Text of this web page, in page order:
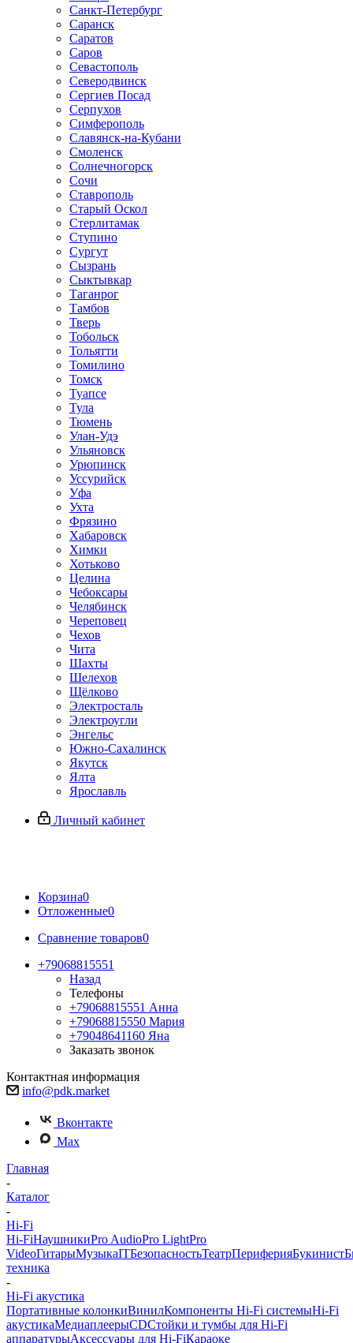
Санкт-Петербург
Саранск
Саратов
Саров
Севастополь
Северодвинск
Сергиев Посад
Серпухов
Симферополь
Славянск-на-Кубани
Смоленск
Солнечногорск
Сочи
Ставрополь
Старый Оскол
Стерлитамак
Ступино
Сургут
Сызрань
Сыктывкар
Таганрог
Тамбов
Тверь
Тобольск
Тольятти
Томилино
Томск
Туапсе
Тула
Тюмень
Улан-Удэ
Ульяновск
Урюпинск
Уссурийск
Уфа
Ухта
Фрязино
Хабаровск
Химки
Хотьково
Целина
Чебоксары
Челябинск
Череповец
Чехов
Чита
Шахты
Шелехов
Щёлково
Электросталь
Электроугли
Энгельс
Южно-Сахалинск
Якутск
Ялта
Ярославль
Личный кабинет
Корзина0
Отложенные0
Сравнение товаров0
+79068815551
Назад
Телефоны
+79068815551 Анна
+79068815550 Мария
+79048641160 Яна
Заказать звонок
Контактная информация
info@pdk.market
Вконтакте
Max
Главная
-
Каталог
-
Hi-Fi
Hi-FiНаушникиPro AudioPro LightPro
VideoГитарыМузыкаITБезопасностьТеатрПериферияБукинист
техника
-
Hi-Fi акустика
Портативные колонкиВинилКомпоненты Hi-Fi системыHi-Fi
акустикаМедиаплеерыCDСтойки и тумбы для Hi-Fi
аппаратурыАксессуары для Hi-FiКараоке